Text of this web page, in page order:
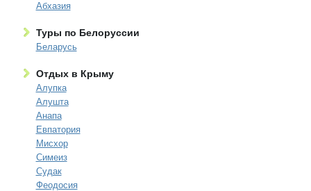
Абхазия
Туры по Белоруссии
Беларусь
Отдых в Крыму
Алупка
Алушта
Анапа
Евпатория
Мисхор
Симеиз
Судак
Феодосия